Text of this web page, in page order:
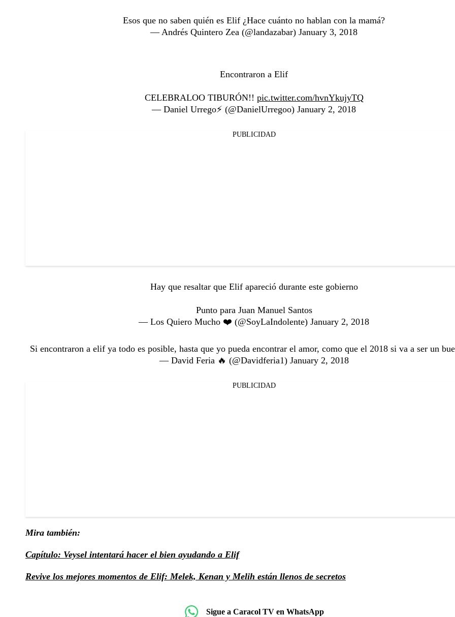
Esos que no saben quién es Elif ¿Hace cuánto no hablan con la mamá?
— Andrés Quintero Zea (@landazabar) January 3, 2018
Encontraron a Elif
CELEBRALOO TIBURÓN!! pic.twitter.com/hvnYkujyTQ
— Daniel Urrego⚡️ (@DanielUrregoo) January 2, 2018
PUBLICIDAD
Hay que resaltar que Elif apareció durante este gobierno
Punto para Juan Manuel Santos
— Los Quiero Mucho ❤️ (@SoyLaIndolente) January 2, 2018
Si encontraron a elif ya todo es posible, hasta que yo pueda encontrar el amor, como que el 2018 si va a ser un
— David Feria 🔥 (@Davidferia1) January 2, 2018
PUBLICIDAD
Mira también:
Capítulo: Veysel intentará hacer el bien ayudando a Elif
Revive los mejores momentos de Elif: Melek, Kenan y Melih están llenos de secretos
Sigue a Caracol TV en WhatsApp